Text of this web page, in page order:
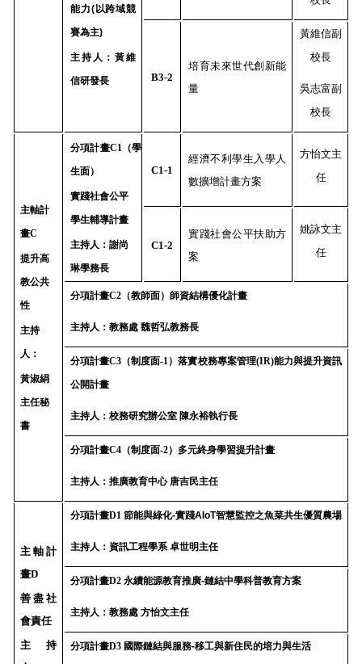
能力(以跨域競
賽為主)
主持人：黃維
信研發長 B3-2
培育未來世代創新能
量
黃維信副
校長
吳志富副
校長
主軸計
畫C
提升高
教公共
性
主持
人：
黃淑絹
主任秘
書
分項計畫C1 （學
生面）
實踐社會公平
學生輔導計畫
主持人： 謝尚
琳學務長
C1-1
經濟不利學生入學人
數擴增計畫方案
方怡文主
任
C1-2
實踐社會公平扶助方
案
姚詠文主
任
分項計畫C2 （教師面）師資結構優化計畫
主持人：教務處 魏哲弘教務長
分項計畫C3 （制度面-1 ）落實校務專案管理(IR)能力與提升資訊
公開計畫
主持人：校務研究辦公室 陳永裕執行長
分項計畫C4 （制度面-2）多元終身學習提升計畫
主持人：推廣教育中心 唐吉民主任
主軸計
畫D
善盡社
會責任
主持
分項計畫D1 節能與綠化-實踐AIoT智慧監控之魚菜共生優質農場
主持人： 資訊工程學系 卓世明主任
分項計畫D2 永續能源教育推廣-鏈結中學科普教育方案
主持人： 教務處 方怡文主任
分項計畫D3 國際鏈結與服務-移工與新住民的培力與生活